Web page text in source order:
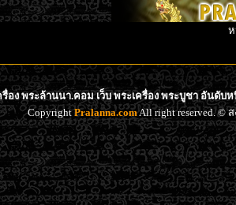
รื่อง พระล้านนา.คอม เว็บ พระเครื่อง พระบูชา อันดับ
CopyrightPralanna.comAll right reserved. ©